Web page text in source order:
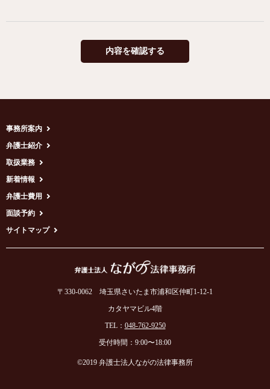
●ご利用者様の希望に応じた法的サービス・情報等の提供
●本サイト利用時の利便性の向上
●上記目的に付随する業務
当事務所は、ご利用者様の個人情報を、事前の同意なく第三者提供する
ご本人の同意を得ることが困難である場合
●当事務所または第三者の権利、利益、名誉、信用等を保護するために
必要であると当事務所が判断した場合
３. 個人情報の開示、訂正・追加・削除、利用停止等
当事務所は、個人情報について、開示、訂正・追加・削除、利用停止等
とを確認のうえ、個人情報保護法の定めに従い遅滞なく対応します。
また、開示に際しては、手数料をいただくことがありますので、あらか
じめご了承ください。
本サイトでは、Googleによるアクセス解析ツール「Googleアナリティク
ス」を利用しています。 このGoogleアナリティクスはトラフィックデー
タの収集のためにCookieを使用しています。 このトラフィックデータは
能は、Cookieを無効にすることで収集を拒否することができますので、
事務所案内
弁護士紹介
取扱業務
新着情報
弁護士費用
面談予約
サイトマップ
〒330-0062 埼玉県さいたま市浦和区仲町1-12-1
カタヤマビル4階
TEL： 048-762-9250
受付時間：9:00〜18:00
©2019 弁護士法人ながの法律事務所